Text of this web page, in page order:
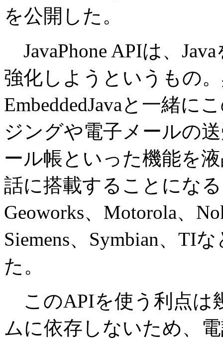
を公開した。
JavaPhone APIは、
強化しようというもの。
EmbeddedJavaと一緒に
ジングや電子メールの
ール帳といった機能を
話に搭載することにな
Geoworks、Motorola、
Siemens、Symbian、TI
た。
このAPIを使う利点は
ムに依存しないため、